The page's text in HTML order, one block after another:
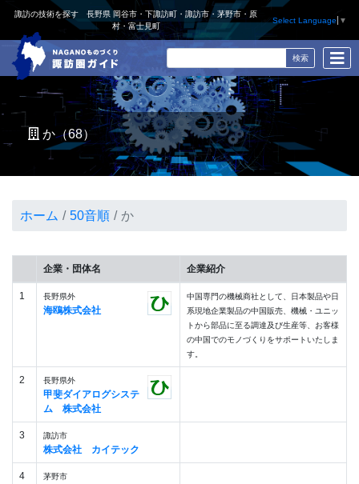
諏訪の技術を探す 長野県 岡谷市・下諏訪町・諏訪市・茅野市・原
村・富士見町
Select Language ▼
か（68）
ホーム 50音順 か
企業・団体名 企業紹介
1 長野県外
海鴎株式会社
中国専門の機械商社として、日本製品や日
系現地企業製品の中国販売、機械・ユニッ
トから部品に至る調達及び生産等、お客様
の中国でのモノづくりをサポートいたしま
す。
2 長野県外
甲斐ダイアログシステ
ム 株式会社
3 諏訪市
株式会社 カイテック
4 茅野市